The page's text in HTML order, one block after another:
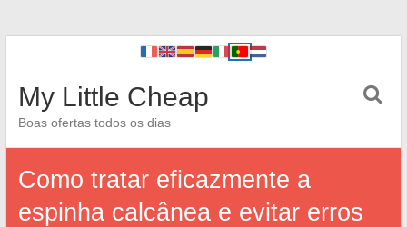
My Little Cheap
Boas ofertas todos os dias
Como tratar eficazmente a
espinha calcânea e evitar erros